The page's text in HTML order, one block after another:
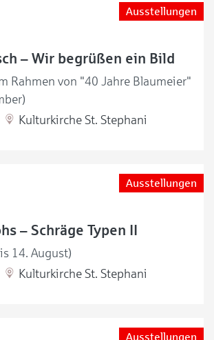
Ausstellungen
– Wir begrüßen ein Bild
Rahmen von "40 Jahre Blaumeier"
Kulturkirche St. Stephani
Ausstellungen
– Schräge Typen II
14. August)
Kulturkirche St. Stephani
Ausstellungen